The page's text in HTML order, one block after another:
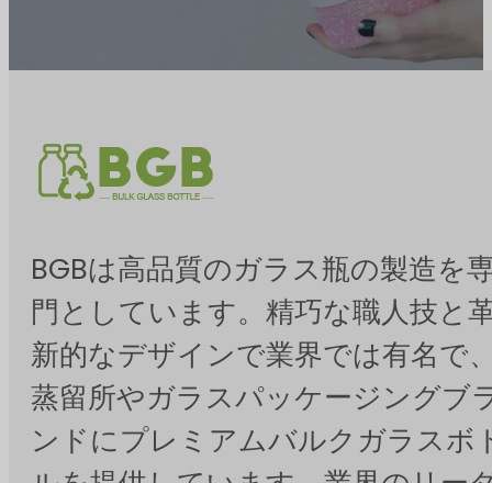
BGBは高品質のガラス瓶の製造を
門としています。精巧な職人技と
新的なデザインで業界では有名で
蒸留所やガラスパッケージングブ
ンドにプレミアムバルクガラスボ